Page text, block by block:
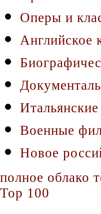
Оперы и
Английское
Военные
Новое
полное облако
Top 100